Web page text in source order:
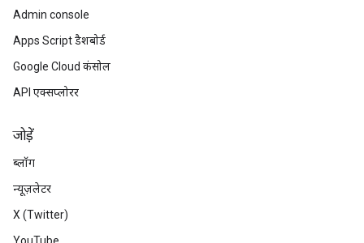
Admin console
Apps Script डैशबोर्ड
Google Cloud कंसोल
API एक्सप्लोरर
जोड़ें
ब्लॉग
न्यूज़लेटर
X (Twitter)